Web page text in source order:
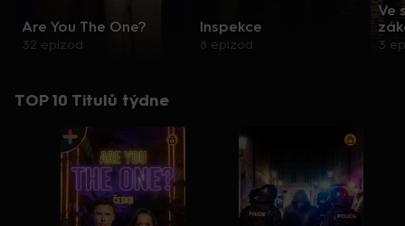
Are You The One?
32 epizod
Inspekce
8 epizod
Ve
3
TOP 10 Titulů týdne